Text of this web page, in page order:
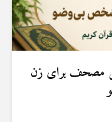
مصحف برای زن